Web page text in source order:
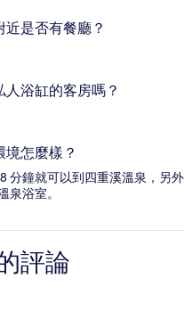
是否有餐廳？
浴缸的客房嗎？
怎麼樣？
分鐘就可以到四重溪溫泉，另外
泉浴室。
評論